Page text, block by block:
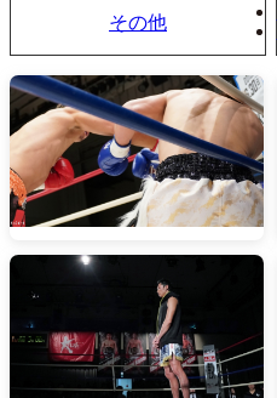
その他